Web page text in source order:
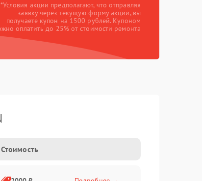
*Условия акции предполагают, что отправляя
заявку через текущую форму акции, вы
получаете купон на 1500 рублей. Купоном
оплатить до 25% от стоимости ремонта
Стоимость